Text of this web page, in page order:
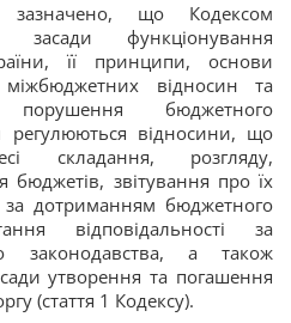
що Кодексом
засади функціонування
її принципи, основи
відносин та
порушення бюджетного
регулюються відносини, що
складання, розгляду,
бюджетів, звітування про їх
дотриманням бюджетного
відповідальності за
законодавства, а також
утворення та погашення
(стаття 1 Кодексу).